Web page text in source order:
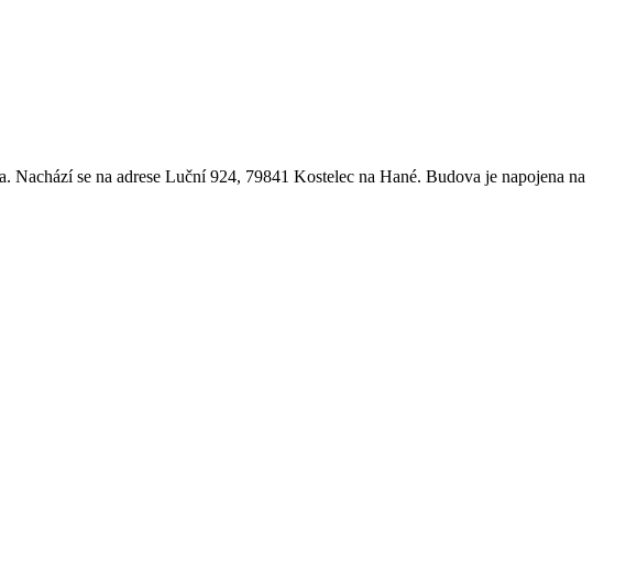
se na adrese Luční 924, 79841 Kostelec na Hané. Budova je napojena na